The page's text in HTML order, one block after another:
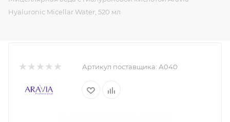
Hyaluronic Micellar Water, 520 мл
Артикул поставщика: А040